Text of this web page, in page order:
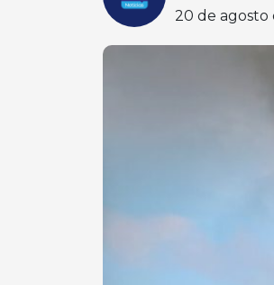
20 de agosto